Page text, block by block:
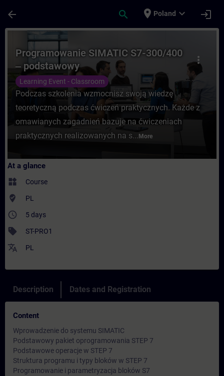
arrow_back search place Poland expand_more login
Course - Programowanie SIMATIC S7-
more_vert
Programowanie SIMATIC S7-300/400
‒ podstawowy
Learning Event - Classroom
Podczas szkolenia wzmocnisz swoją wiedzę
teoretyczną podczas ćwiczeń praktycznych. Każde z
omawianych zagadnień bazuje na ćwiczeniach
praktycznych realizowanych na s... More
At a glance
widgets Course
where_to_vote PL
access_time 5 days
sell ST-PRO1
translate PL
Description Dates and Registration
Content
Wprowadzenie do systemu SIMATIC
Podstawowy pakiet oprogramowania STEP 7
Podstawowe operacje w STEP 7
Struktura programu i typy bloków w STEP 7
Programowanie i parametryzacja bloków S7